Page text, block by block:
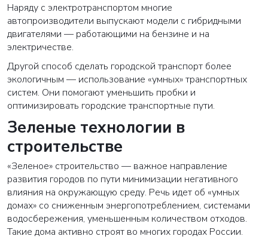
Наряду с электротранспортом многие
автопроизводители выпускают модели с гибридными
двигателями — работающими на бензине и на
электричестве.
Другой способ сделать городской транспорт более
экологичным — использование «умных» транспортных
систем. Они помогают уменьшить пробки и
оптимизировать городские транспортные пути.
Зеленые технологии в
строительстве
«Зеленое» строительство — важное направление
развития городов по пути минимизации негативного
влияния на окружающую среду. Речь идет об «умных
домах» со сниженным энергопотреблением, системами
водосбережения, уменьшенным количеством отходов.
Такие дома активно строят во многих городах России.